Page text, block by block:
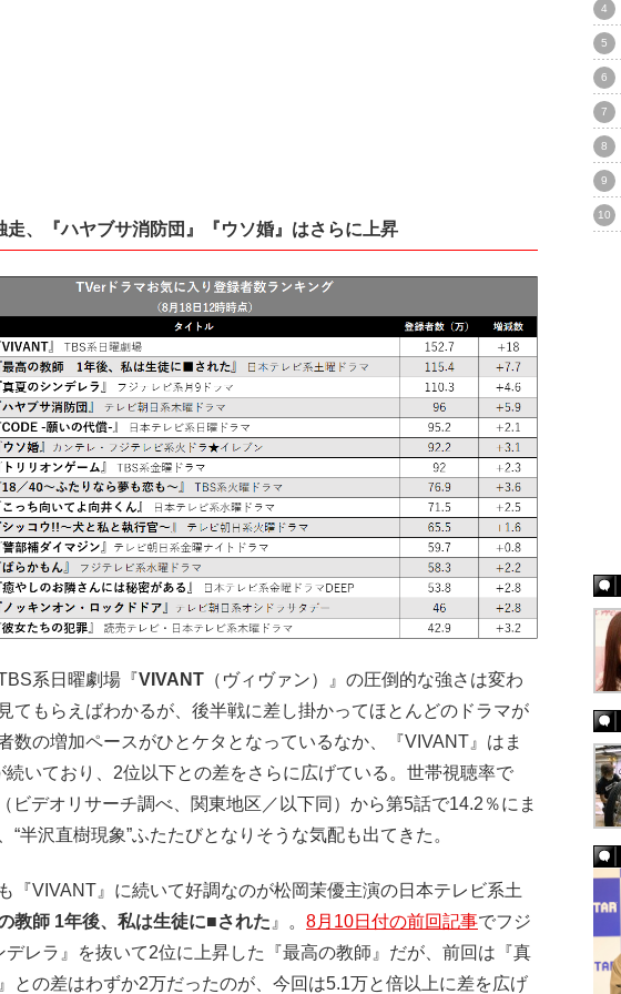
走、『ハヤブサ消防団』『ウソ婚』はさらに上昇
系日曜劇場『VIVANT （ヴィヴァン）』の圧倒的な強さは変わ
てもらえばわかるが、後半戦に差し掛かってほとんどのドラマが
数の増加ペースがひとケタとなっているなか、『VIVANT』はま
続いており、2位以下との差をさらに広げている。世帯視聴率で
ビデオリサーチ調べ、関東地区／以下同）から第5話で14.2％にま
“半沢直樹現象”ふたたびとなりそうな気配も出てきた。
『VIVANT』に続いて好調なのが松岡茉優主演の日本テレビ系土
教師 1年後、私は生徒に■された 』。 8月10日付の前回記事でフジ
デレラ』を抜いて2位に上昇した『最高の教師』だが、前回は『真
との差はわずか2万だったのが、今回は5.1万と倍以上に差を広げ